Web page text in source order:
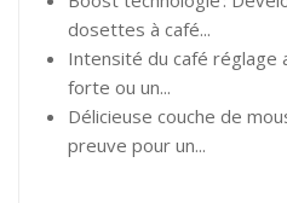
dosettes à café...
Intensité du café réglage
forte ou un...
Délicieuse couche de
preuve pour un...